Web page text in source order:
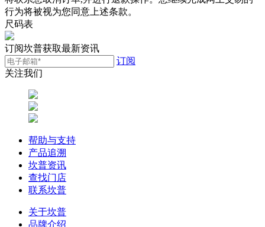
行为将被视为您同意上述条款。
尺码表
订阅坎普获取最新资讯
订阅
关注我们
帮助与支持
产品追溯
坎普资讯
查找门店
联系坎普
关于坎普
品牌介绍